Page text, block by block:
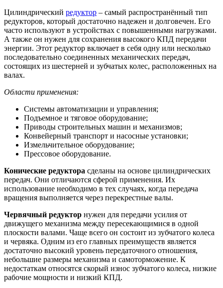
Цилиндрический редуктор – самый распространённый тип
редукторов, который достаточно надежен и долговечен. Его
часто используют в устройствах с повышенными нагрузками.
А также он нужен для сохранения высокого КПД передачи
энергии. Этот редуктор включает в себя одну или несколько
последовательно соединенных механических передач,
состоящих из шестерней и зубчатых колес, расположенных на
валах.
Области применения:
Системы автоматизации и управления;
Подъемное и тяговое оборудование;
Приводы строительных машин и механизмов;
Конвейерный транспорт и насосные установки;
Измельчительное оборудование;
Прессовое оборудование.
Конические редуктора сделаны на основе цилиндрических
передач. Они отличаются сферой применения. Их
использование необходимо в тех случаях, когда передача
вращения выполняется через перекрестные валы.
Червячный редуктор нужен для передачи усилия от
движущего механизма между пересекающимися в одной
плоскости валами. Чаще всего он состоит из зубчатого колеса
и червяка. Одним из его главных преимуществ является
достаточно высокий уровень передаточного отношения,
небольшие размеры механизма и самоторможение. К
недостаткам относятся скорый износ зубчатого колеса, низкие
рабочие мощности и низкий КПД.